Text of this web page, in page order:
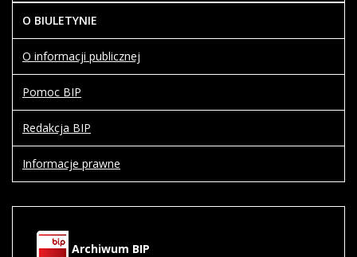
O BIULETYNIE
O informacji publicznej
Pomoc BIP
Redakcja BIP
Informacje prawne
Archiwum BIP